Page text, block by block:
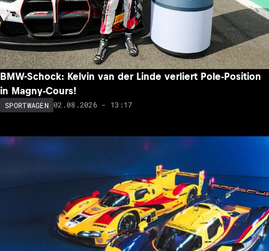
BMW-Schock: Kelvin van der Linde verliert Pole-Position
in Magny-Cours!
SPORTWAGEN 02.08.2026 - 13:17